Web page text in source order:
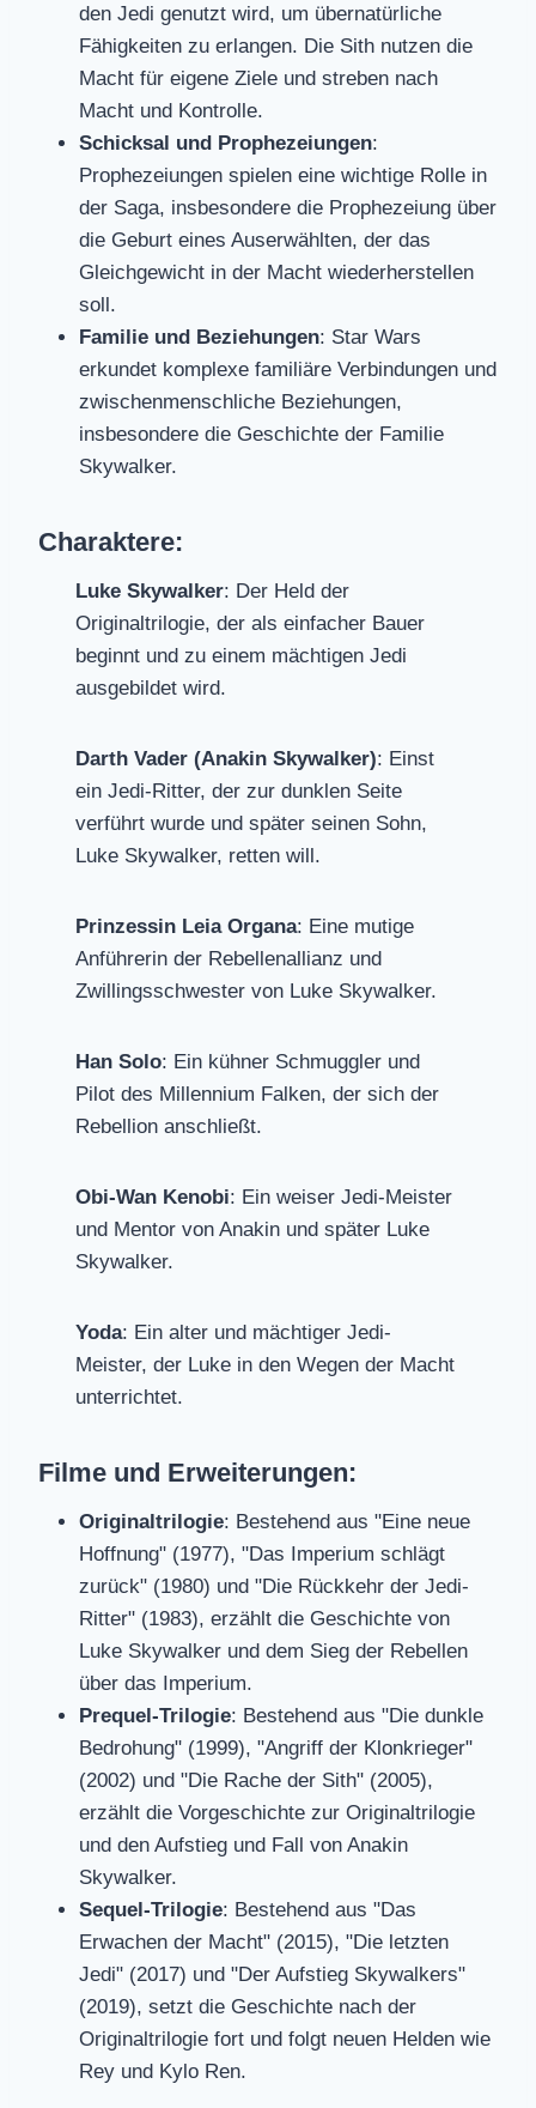
den Jedi genutzt wird, um übernatürliche
Fähigkeiten zu erlangen. Die Sith nutzen die
Macht für eigene Ziele und streben nach
Macht und Kontrolle.
Schicksal und Prophezeiungen:
Prophezeiungen spielen eine wichtige Rolle in
der Saga, insbesondere die Prophezeiung über
die Geburt eines Auserwählten, der das
Gleichgewicht in der Macht wiederherstellen
soll.
Familie und Beziehungen: Star Wars
erkundet komplexe familiäre Verbindungen und
zwischenmenschliche Beziehungen,
insbesondere die Geschichte der Familie
Skywalker.
Charaktere:
Luke Skywalker: Der Held der
Originaltrilogie, der als einfacher Bauer
beginnt und zu einem mächtigen Jedi
ausgebildet wird.
Darth Vader (Anakin Skywalker): Einst
ein Jedi-Ritter, der zur dunklen Seite
verführt wurde und später seinen Sohn,
Luke Skywalker, retten will.
Prinzessin Leia Organa: Eine mutige
Anführerin der Rebellenallianz und
Zwillingsschwester von Luke Skywalker.
Han Solo: Ein kühner Schmuggler und
Pilot des Millennium Falken, der sich der
Rebellion anschließt.
Obi-Wan Kenobi: Ein weiser Jedi-Meister
und Mentor von Anakin und später Luke
Skywalker.
Yoda: Ein alter und mächtiger Jedi-
Meister, der Luke in den Wegen der Macht
unterrichtet.
Filme und Erweiterungen:
Originaltrilogie: Bestehend aus "Eine neue
Hoffnung" (1977), "Das Imperium schlägt
zurück" (1980) und "Die Rückkehr der Jedi-
Ritter" (1983), erzählt die Geschichte von
Luke Skywalker und dem Sieg der Rebellen
über das Imperium.
Prequel-Trilogie: Bestehend aus "Die dunkle
Bedrohung" (1999), "Angriff der Klonkrieger"
(2002) und "Die Rache der Sith" (2005),
erzählt die Vorgeschichte zur Originaltrilogie
und den Aufstieg und Fall von Anakin
Skywalker.
Sequel-Trilogie: Bestehend aus "Das
Erwachen der Macht" (2015), "Die letzten
Jedi" (2017) und "Der Aufstieg Skywalkers"
(2019), setzt die Geschichte nach der
Originaltrilogie fort und folgt neuen Helden wie
Rey und Kylo Ren.